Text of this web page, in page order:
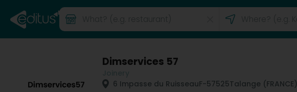
Dimservices 57
6 Impasse du RuisseauF-57525Talange (FRANCE)